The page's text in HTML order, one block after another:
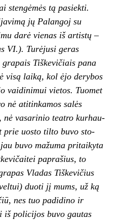
stengėmės tą pasiekti.
jų Palangoj su
darė vienas iš artistų –
VI.). Turėjusi geras
Tiškevičiais pana
visą laiką, kol ėjo derybos
vaidinimui vietos. Tuomet
nė atitinkamos salės
nė vasarinio teatro kurhau­
prie uosto tilto buvo sto­
buvo mažuma pritai­kyta
paprašius, to
Vladas Tiškevi­čius
duoti jį mums, už ką
nes tuo padidino ir
iš policijos buvo gautas